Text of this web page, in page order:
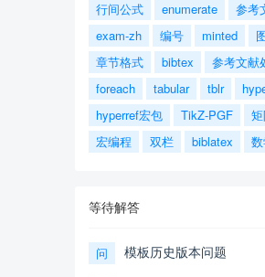
行间公式
enumerate 参考
exam-zh
编号 minted
章节格式
bibtex 参考文献
foreach
tabular tblr
hyperref宏包
TikZ-PGF
宏编程
双栏 biblatex
等待解答
问 模板历史版本问题